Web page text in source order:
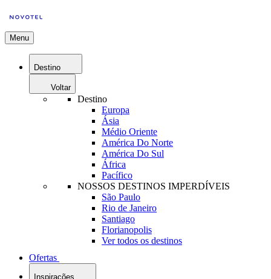
Menu
Destino
Voltar
Destino
Europa
Ásia
Médio Oriente
América Do Norte
América Do Sul
África
Pacífico
NOSSOS DESTINOS IMPERDÍVEIS
São Paulo
Rio de Janeiro
Santiago
Florianopolis
Ver todos os destinos
Ofertas
Inspirações